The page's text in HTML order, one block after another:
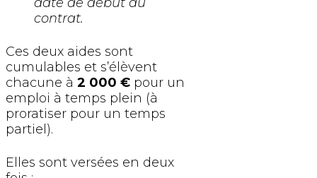
contrat.
Ces deux aides sont
cumulables et s’élèvent
chacune à 2 000 € pour un
emploi à temps plein (à
proratiser pour un temps
partiel).
Elles sont versées en deux